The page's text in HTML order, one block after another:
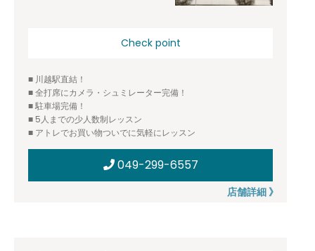
Check point
■ 川越駅直結！
■ 全打席にカメラ・シュミレーター完備！
■ 駐車場完備！
■ 5人までの少人数制レッスン
■ アトレでお買い物ついでに気軽にレッスン
049-299-6557
店舗詳細 》